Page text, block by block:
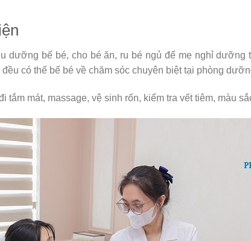
dưỡng bế bé, cho bé ăn, ru bé ngủ để mẹ nghỉ dưỡng
có thể bế bé về chăm sóc chuyên biệt tại phòng
mát, massage, vệ sinh rốn, kiểm tra vết tiêm, màu